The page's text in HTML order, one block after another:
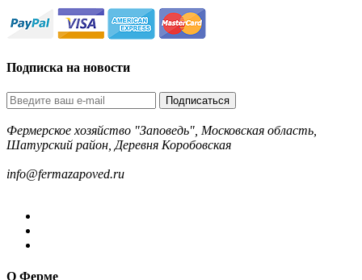
Подписка на новости
Подписаться
Фермерское хозяйство "Заповедь", Московская область,
Шатурский район, Деревня Коробовская
info@fermazapoved.ru
О Ферме